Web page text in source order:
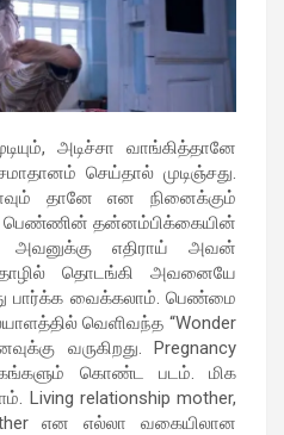
அடிச்சா வாங்கித்தானே
செய்தால் முடிஞ்சது.
தானே என நினைக்கும்
பெண்ணின் தன்னம்பிக்கையின்
அவனுக்கு எதிராய் அவன்
தொடங்கி அவனையே
பார்க்க வைக்கலாம். பெண்மை
வெளிவந்த “Wonder
வருகிறது. Pregnancy
கொண்ட படம். மிக
Living relationship mother,
என எல்லா வகையிலான